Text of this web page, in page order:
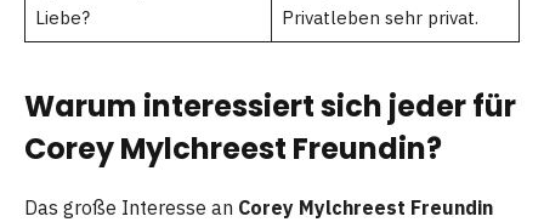
Liebe?
Privatleben sehr privat.
Warum interessiert sich jeder für
Corey Mylchreest Freundin?
Das große Interesse an Corey Mylchreest Freundin